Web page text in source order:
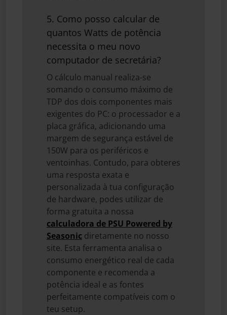
5. Como posso calcular de
quantos Watts de potência
necessita o meu novo
computador de secretária?
O cálculo manual realiza-se
somando o consumo máximo de
TDP dos dois componentes mais
exigentes do PC: o processador e a
placa gráfica, adicionando uma
margem de segurança estável de
150W para os periféricos e
ventoinhas. Contudo, para obteres
uma resposta exata e
personalizada à tua configuração
de hardware, podes utilizar de
forma gratuita a nossa
calculadora de PSU Powered by
Seasonic diretamente no nosso
site. Esta ferramenta analisa o
consumo energético real de cada
componente e recomenda a
potência ideal e as fontes
perfeitamente compatíveis com o
teu setup.